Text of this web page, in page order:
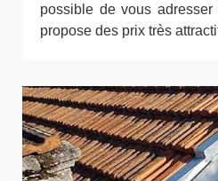
possible de vous adresser
propose des prix très